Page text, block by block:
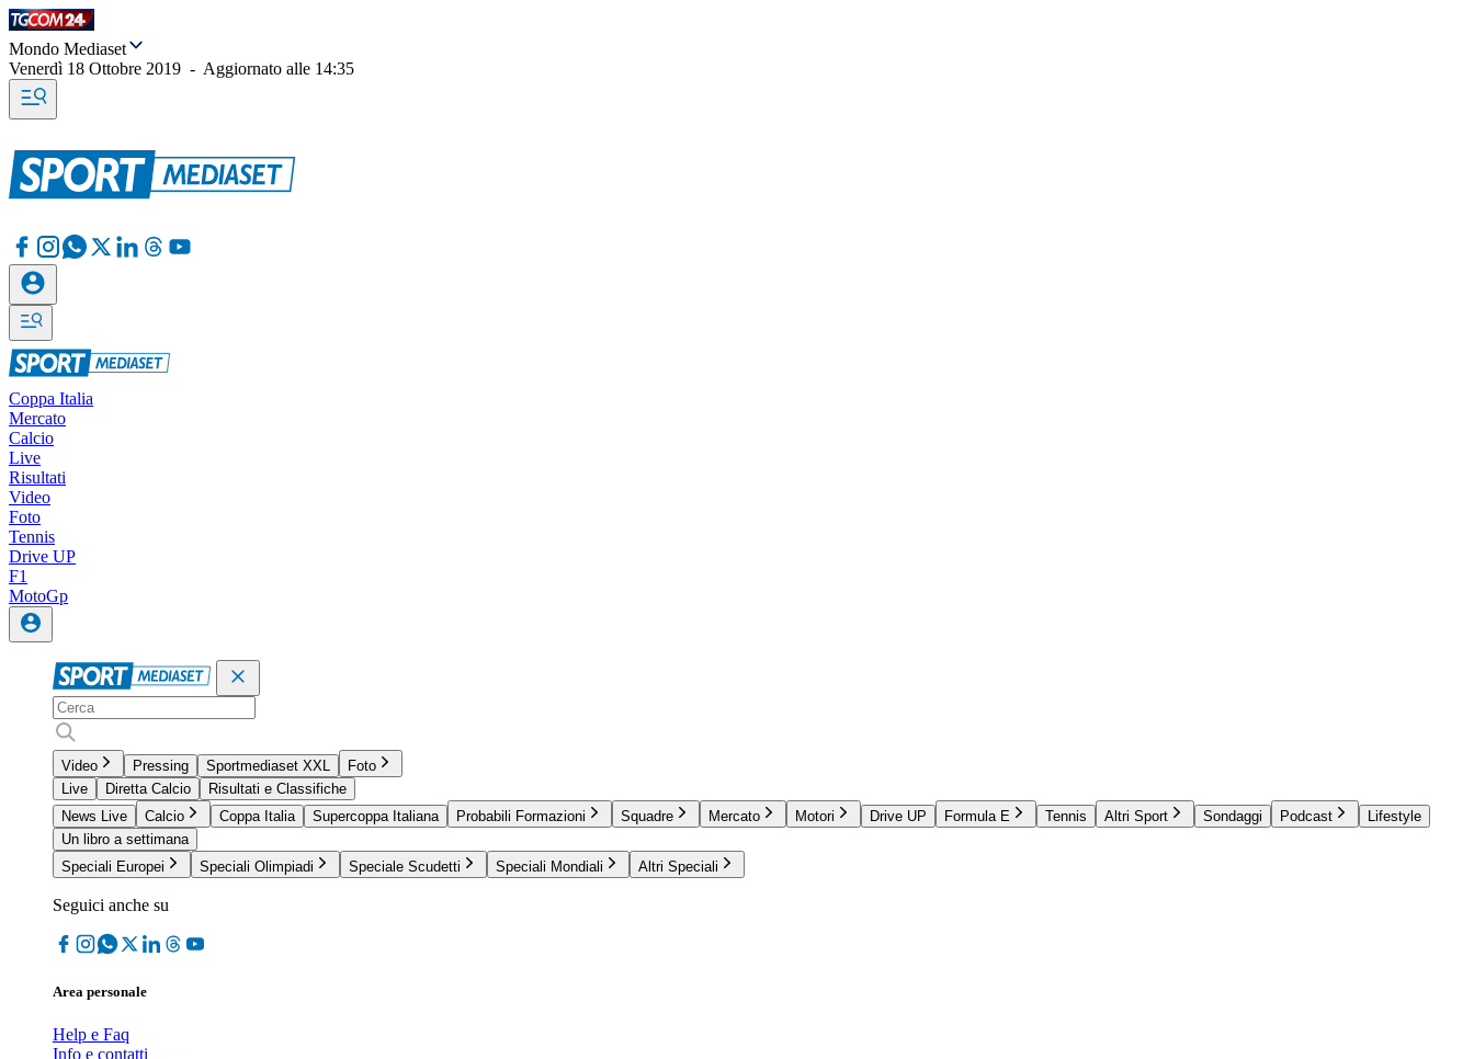
Mondo Mediaset
Venerdì 18 Ottobre 2019 - Aggiornato alle 14:35
Coppa Italia
Mercato
Calcio
Live
Risultati
Video
Foto
Tennis
Drive UP
F1
MotoGp
Video Pressing Sportmediaset XXL
Foto
Live
Diretta Calcio
Risultati e Classifiche
News Live
Calcio Coppa Italia Supercoppa Italiana Probabili Formazioni Squadre Mercato Motori Drive UP Formula E Tennis Altri Sport Sondaggi Podcast
Lifestyle
Un libro a settimana
Speciali Europei
Speciali Olimpiadi Speciale Scudetti Speciali Mondiali Altri Speciali
Seguici anche su
Area personale
Help e Faq
Info e contatti